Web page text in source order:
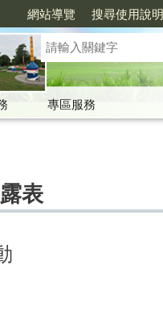
網站導覽 搜尋使用說明
專區服務
表